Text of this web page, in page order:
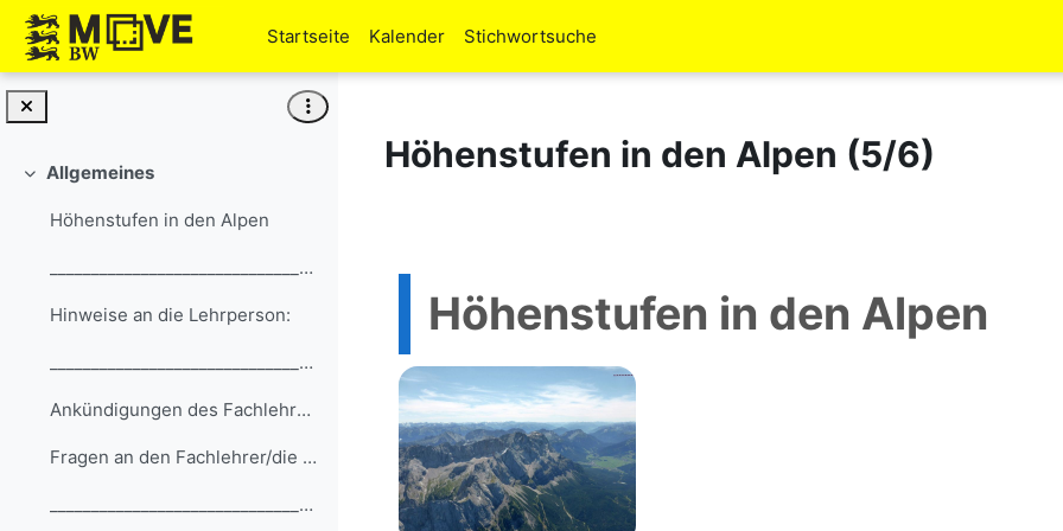
Zum Hauptinhalt
Startseite
Kalender Stichwortsuche
Einklappen
Allgemeines
Höhenstufen in den Alpen
__________________________________________________...
Hinweise an die Lehrperson:
__________________________________________________...
Ankündigungen des Fachlehrers/der Fachlehrerin
Fragen an den Fachlehrer/die Fachlehrerin
__________________________________________________...
Höhenstufen in den Alpen (5/6)
Höhenstufen in den Alpen